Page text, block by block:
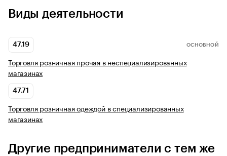
Виды деятельности
47.19 ОСНОВНОЙ
Торговля розничная прочая в неспециализированных
магазинах
47.71
Торговля розничная одеждой в специализированных
магазинах
Другие предприниматели с тем же